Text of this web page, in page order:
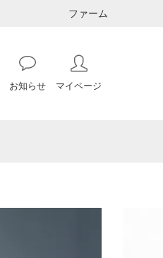
ファーム
お知らせ マイページ